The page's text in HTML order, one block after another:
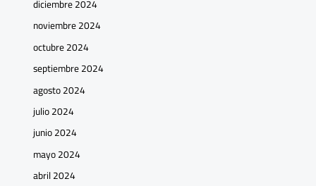
diciembre 2024
noviembre 2024
octubre 2024
septiembre 2024
agosto 2024
julio 2024
junio 2024
mayo 2024
abril 2024